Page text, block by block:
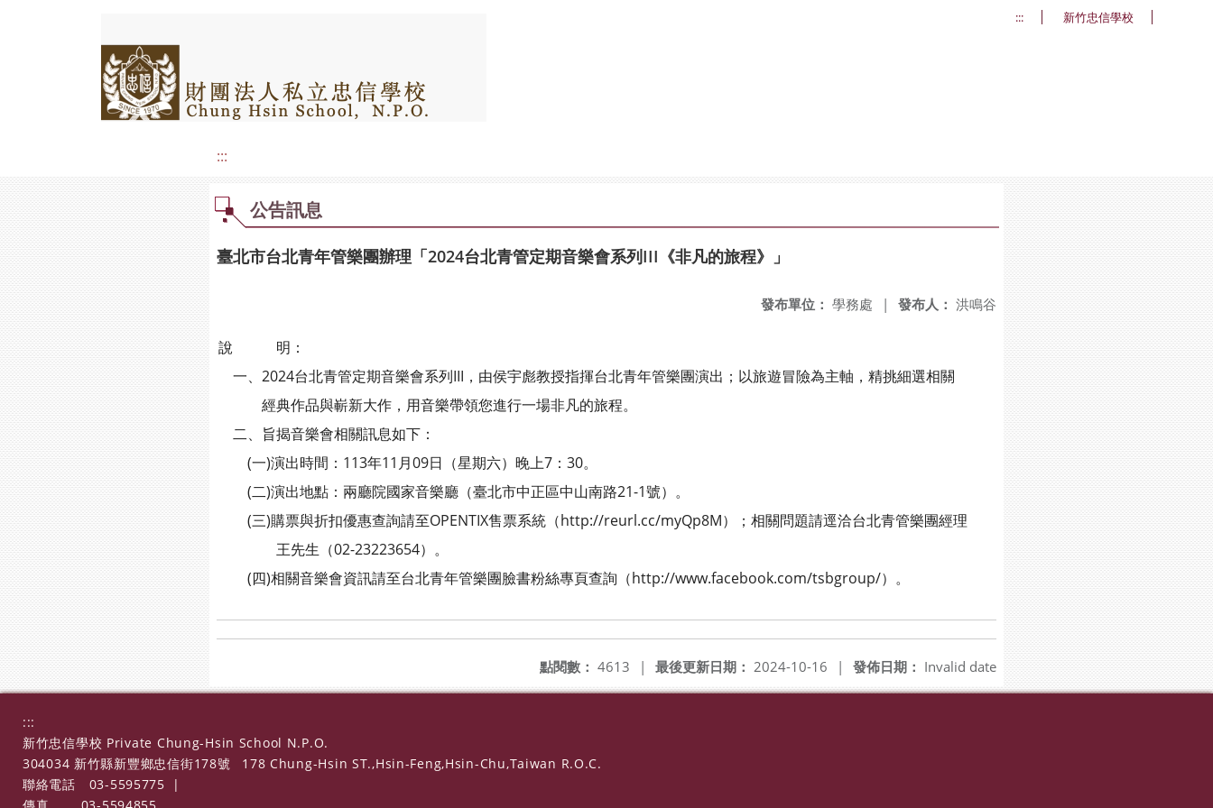
::: 新竹忠信學校
:::
公告訊息
臺北市台北青年管樂團辦理「2024台北青管定期音樂會系列III《非凡的旅程》」
發布人： 洪鳴谷
發布單位： 學務處 |
說 明：
一、2024台北青管定期音樂會系列III，由侯宇彪教授指揮台北青年管樂團演出；以旅遊冒險為主軸，精挑細選相關
經典作品與嶄新大作，用音樂帶領您進行一場非凡的旅程。
二、旨揭音樂會相關訊息如下：
(一)演出時間：113年11月09日（星期六）晚上7：30。
(二)演出地點：兩廳院國家音樂廳（臺北市中正區中山南路21-1號）。
(三)購票與折扣優惠查詢請至OPENTIX售票系統（http://reurl.cc/myQp8M）；相關問題請逕洽台北青管樂團經理
王先生（02-23223654）。
(四)相關音樂會資訊請至台北青年管樂團臉書粉絲專頁查詢（http://www.facebook.com/tsbgroup/）。
發佈日期： Invalid date
最後更新日期： 2024-10-16 |
點閱數： 4613 |
:::
新竹忠信學校 Private Chung-Hsin School N.P.O.
304034 新竹縣新豐鄉忠信街178號
178 Chung-Hsin ST.,Hsin-Feng,Hsin-Chu,Taiwan R.O.C.
聯絡電話
03-5595775
|